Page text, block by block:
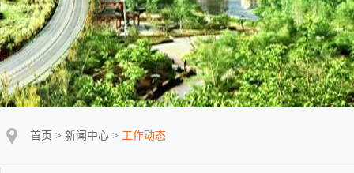
首页 > 新闻中心 > 工作动态